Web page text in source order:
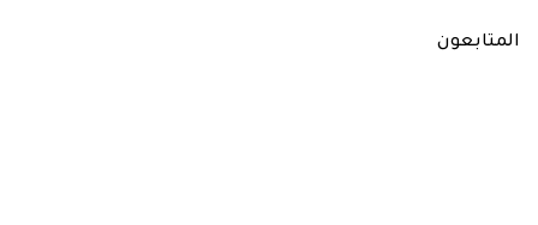
المتابعون